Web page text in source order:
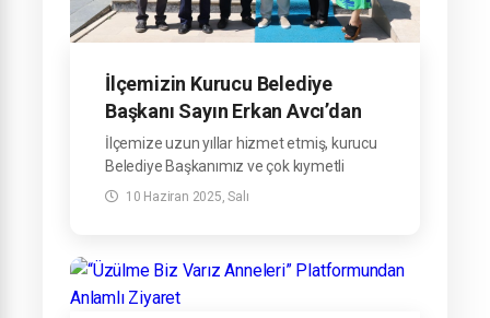
İlçemizin Kurucu Belediye
Başkanı Sayın Erkan Avcı’dan
Ziyaret
İlçemize uzun yıllar hizmet etmiş, kurucu
Belediye Başkanımız ve çok kıymetli
büyüğümüz Sayın Erkan Avcı,
10 Haziran 2025, Salı